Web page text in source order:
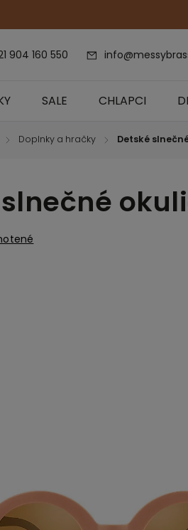
904 160 550
SALE CHLAPCI
/ Doplnky a hračky / Detské